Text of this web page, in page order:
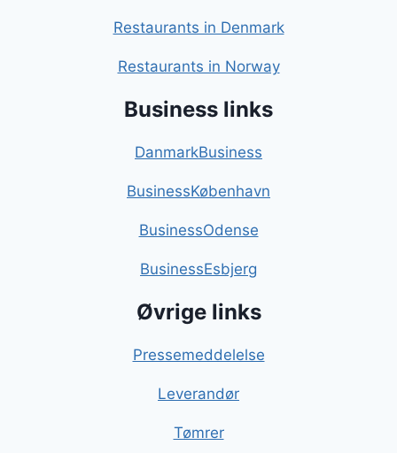
Restaurants in Denmark
Restaurants in Norway
Business links
DanmarkBusiness
BusinessKøbenhavn
BusinessOdense
BusinessEsbjerg
Øvrige links
Pressemeddelelse
Leverandør
Tømrer